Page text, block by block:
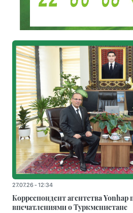
27.07.26 - 12:34
Корреспондент агентства Yonhap
впечатлениями о Туркменистане